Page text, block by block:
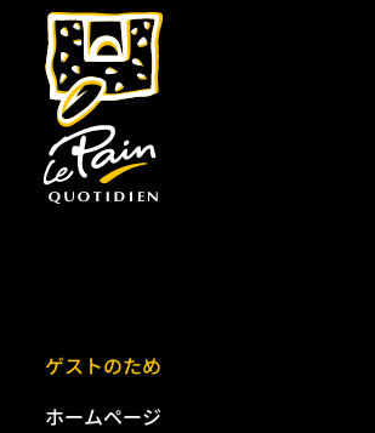
ゲストのため
ホームページ